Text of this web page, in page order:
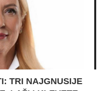
TRI NAJGNUSIJE